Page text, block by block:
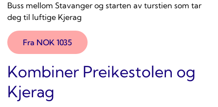
Buss mellom Stavanger og starten av turstien som tar
deg til luftige Kjerag
Fra NOK 1035
Kombiner Preikestolen og
Kjerag